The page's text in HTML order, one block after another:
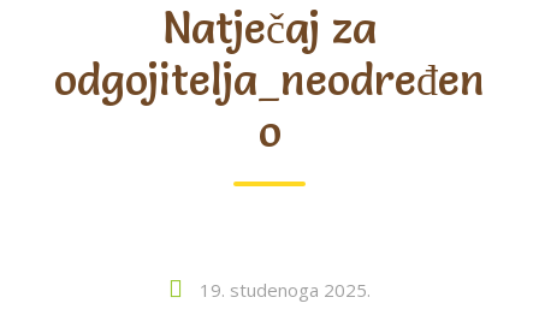
Natječaj za
odgojitelja_neodređen
o
19. studenoga 2025.